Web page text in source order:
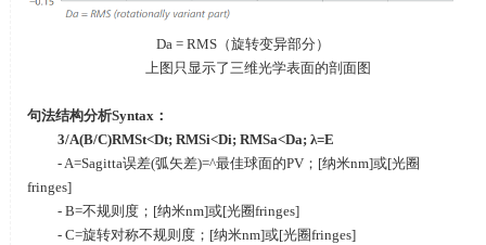
Da = RMS（旋转变异部分）
上图只显示了三维光学表面的剖面图
句法结构分析Syntax：
3/A(B/C)RMSt<Dt; RMSi<Di; RMSa<Da; λ=E
- A=Sagitta误差(弧矢差)=^最佳球面的PV； [纳米nm]或[光圈
fringes]
- B=不规则度； [纳米nm]或[光圈fringes]
- C=旋转对称不规则度； [纳米nm]或[光圈fringes]